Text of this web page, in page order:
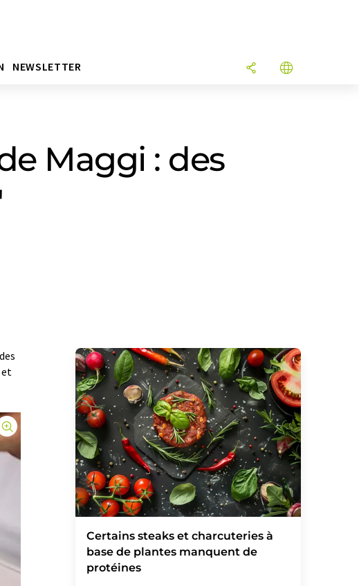
NEWSLETTER
Maggi : des
et
Certains steaks et charcuteries à
base de plantes manquent de
protéines